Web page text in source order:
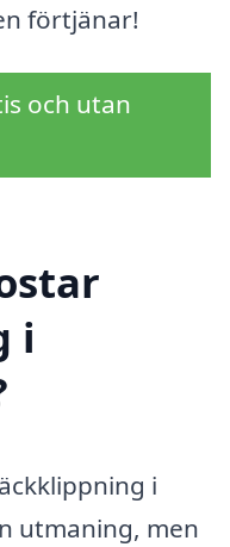
förtjänar!
och utan
i
i
utmaning, men